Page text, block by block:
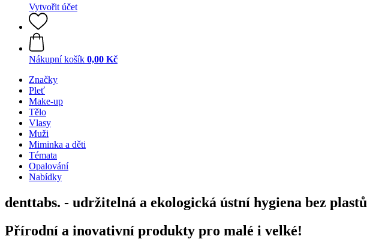
Vytvořit účet
Nákupní košík 0,00 Kč
Značky
Pleť
Make-up
Tělo
Vlasy
Muži
Miminka a děti
Témata
Opalování
Nabídky
denttabs. - udržitelná a ekologická ústní hygiena bez plastů
Přírodní a inovativní produkty pro malé i velké!